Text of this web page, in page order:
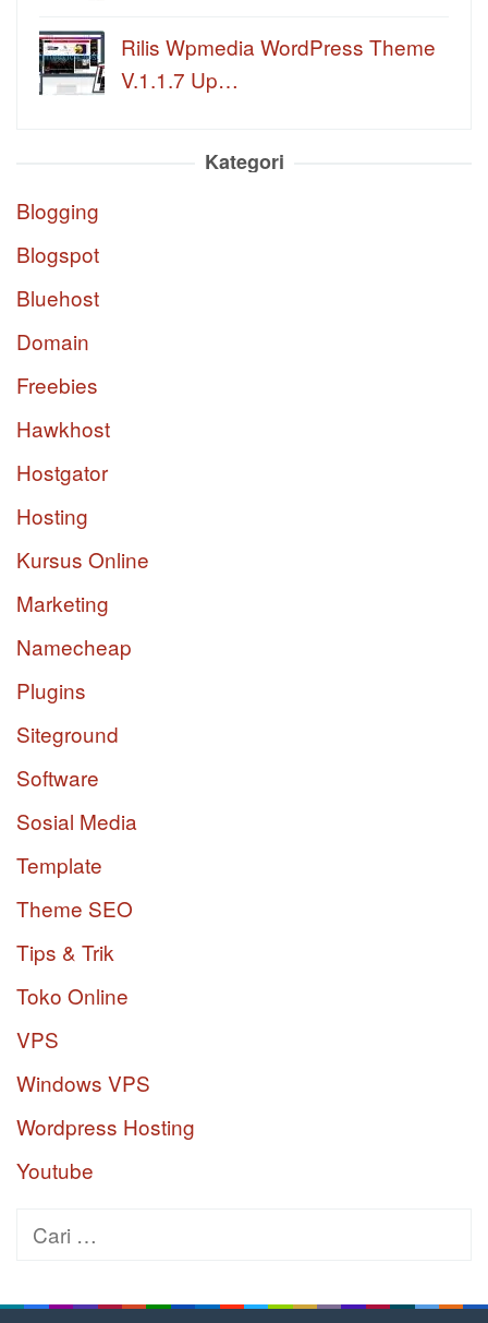
Rilis Wpmedia WordPress Theme
V.1.1.7 Up…
Kategori
Blogging
Blogspot
Bluehost
Domain
Freebies
Hawkhost
Hostgator
Hosting
Kursus Online
Marketing
Namecheap
Plugins
Siteground
Software
Sosial Media
Template
Theme SEO
Tips & Trik
Toko Online
VPS
Windows VPS
Wordpress Hosting
Youtube
Cari